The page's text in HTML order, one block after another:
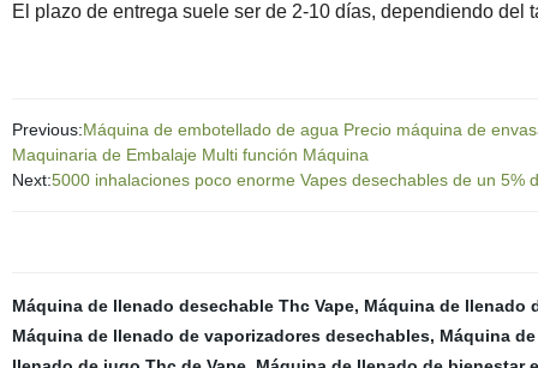
El plazo de entrega suele ser de 2-10 días, dependiendo
Previous:Máquina de embotellado de agua Precio máquina de
Maquinaria de Embalaje Multi función Máquina
Next:5000 inhalaciones poco enorme Vapes desechables de un 5%
Máquina de llenado desechable Thc Vape, Máquina de llenado
Máquina de llenado de vaporizadores desechables, Máquina